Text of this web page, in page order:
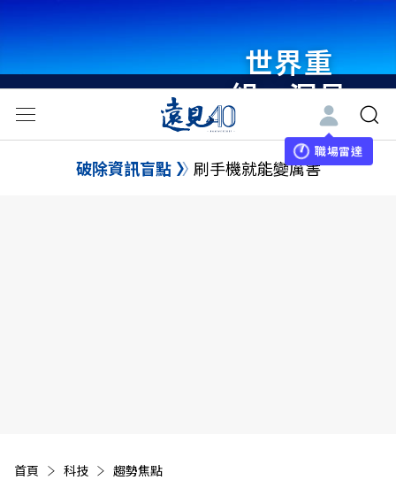
世界重
組・洞見
未來 與
世界領袖
職場雷達
破除資訊盲點 刷手機就能變厲害
首頁 科技 趨勢焦點